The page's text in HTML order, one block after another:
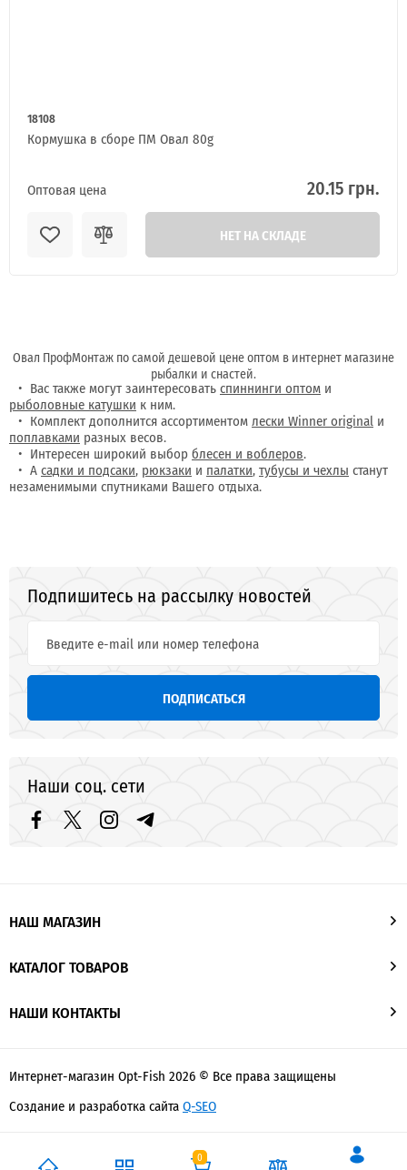
0
18108
Кормушка в сборе ПМ Овал 80g
Оптовая цена 20.15 грн.
НЕТ НА СКЛАДЕ
Овал ПрофМонтаж по самой дешевой цене оптом в интернет магазине
рыбалки и снастей.
Вас также могут заинтересоватьспиннинги оптом и
рыболовные катушки к ним.
Комплект дополнится ассортиментомлески Winner original и
поплавками разных весов.
Интересен широкий выборблесен и воблеров.
Асадки и подсаки, рюкзаки и палатки,тубусы и чехлы станут
незаменимыми спутниками Вашего отдыха.
Подпишитесь на рассылку новостей
ПОДПИСАТЬСЯ
Наши соц. сети
НАШ МАГАЗИН
КАТАЛОГ ТОВАРОВ
НАШИ КОНТАКТЫ
Интернет-магазин Opt-Fish 2026 © Все права защищены
Создание и разработка сайтаQ-SEO